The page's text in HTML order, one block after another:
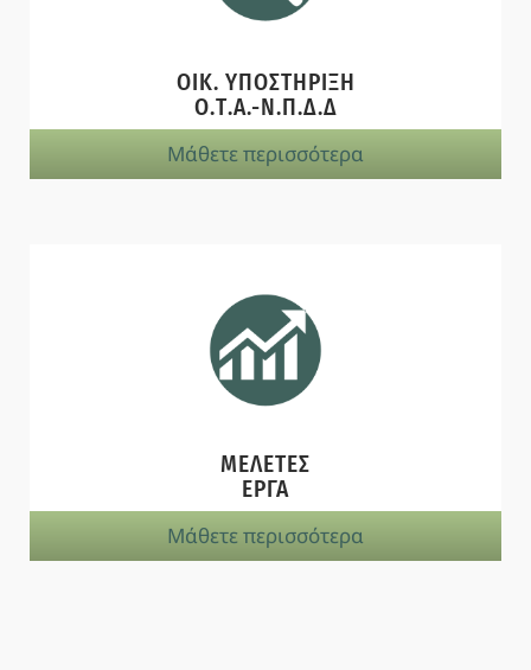
ΟΙΚ. ΥΠΟΣΤΗΡΙΞΗ
Ο.Τ.Α.-Ν.Π.Δ.Δ
Μάθετε περισσότερα
ΜΕΛΕΤΕΣ
ΕΡΓΑ
Μάθετε περισσότερα